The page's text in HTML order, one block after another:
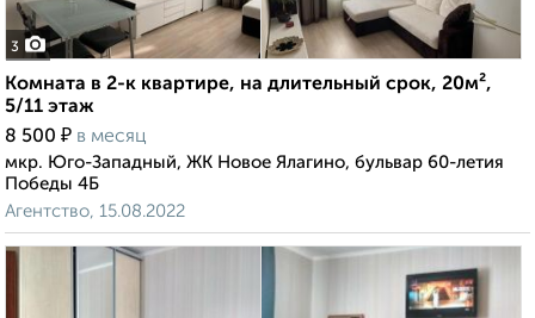
3
Комната в 2-к квартире, на длительный срок, 20м²,
5/11 этаж
8 500 ₽ в месяц
мкр. Юго-Западный, ЖК Новое Ялагино, бульвар 60-летия
Победы 4Б
Агентство, 15.08.2022